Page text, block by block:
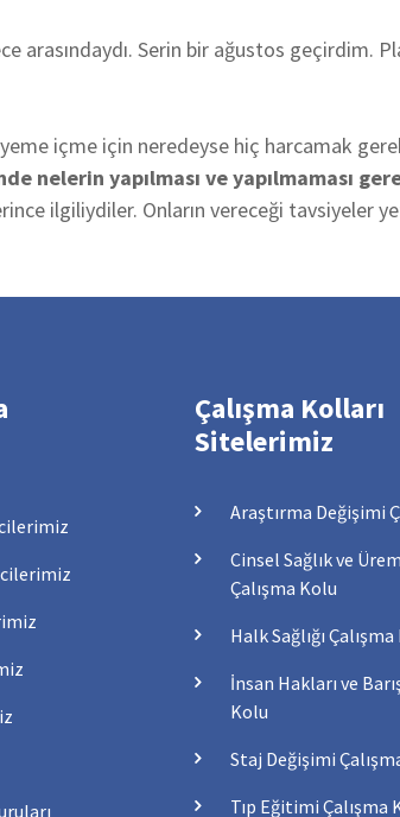
arasındaydı. Serin bir ağustos
içme için neredeyse hiç harcamak
nelerin yapılması ve yapılmaması
ilgiliydiler. Onların vereceği tavsiyeler
Çalışma Kolları
Sitelerimiz
Araştırma Değişimi
Cinsel Sağlık ve
Çalışma Kolu
Halk Sağlığı
İnsan Hakları ve
Kolu
Staj Değişimi
Tıp Eğitimi Çalışma